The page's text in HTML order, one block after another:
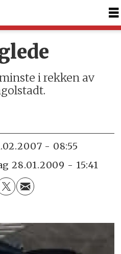
i rekken av
- 08:55
28.01.2009 - 15:41